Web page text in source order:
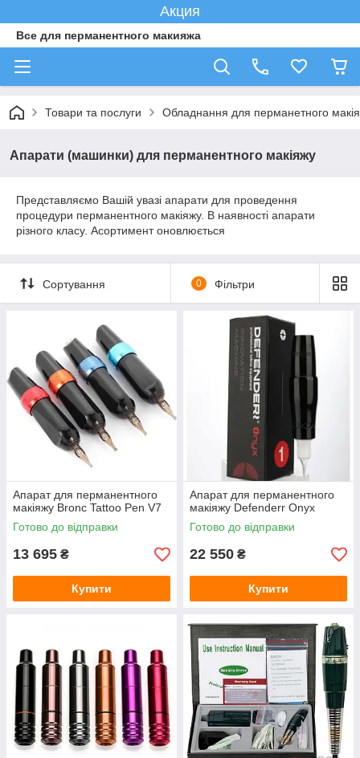
Акция
Все для перманентного макияжа
Товари та послуги Обладнання для перманетного
Апарати (машинки) для перманентного макіяжу
Представляємо Вашій увазі апарати для проведення
процедури перманентного макіяжу. В наявності апарати
різного класу. Асортимент оновлюється
Сортування 0 Фільтри
Апарат для перманентного
макіяжу Bronc Tattoo Pen V7
Готово до відправки
13 695 ₴
Купити
Апарат для перманентного
макіяжу Defenderr Onyx
Готово до відправки
22 550 ₴
Купити